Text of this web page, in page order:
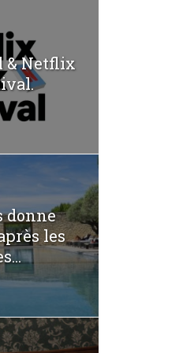
& Netflix
donne
les